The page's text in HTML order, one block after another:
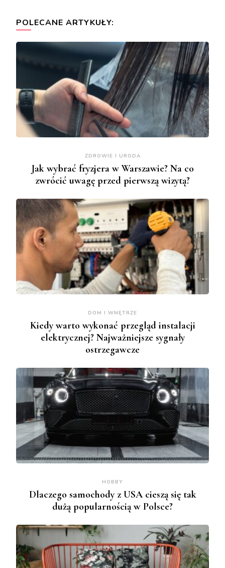
POLECANE ARTYKUŁY:
ZDROWIE I URODA
Jak wybrać fryzjera w Warszawie? Na co
zwrócić uwagę przed pierwszą wizytą?
DOM I WNĘTRZE
Kiedy warto wykonać przegląd instalacji
elektrycznej? Najważniejsze sygnały
ostrzegawcze
HOBBY
Dlaczego samochody z USA cieszą się tak
dużą popularnością w Polsce?